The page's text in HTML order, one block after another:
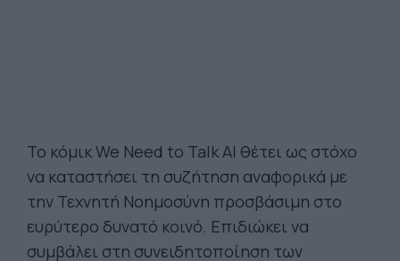
Το κόμικ We Need to Talk AI θέτει ως στόχο
να καταστήσει τη συζήτηση αναφορικά με
την Τεχνητή Νοημοσύνη προσβάσιμη στο
ευρύτερο δυνατό κοινό. Επιδιώκει να
συμβάλει στη συνειδητοποίηση των